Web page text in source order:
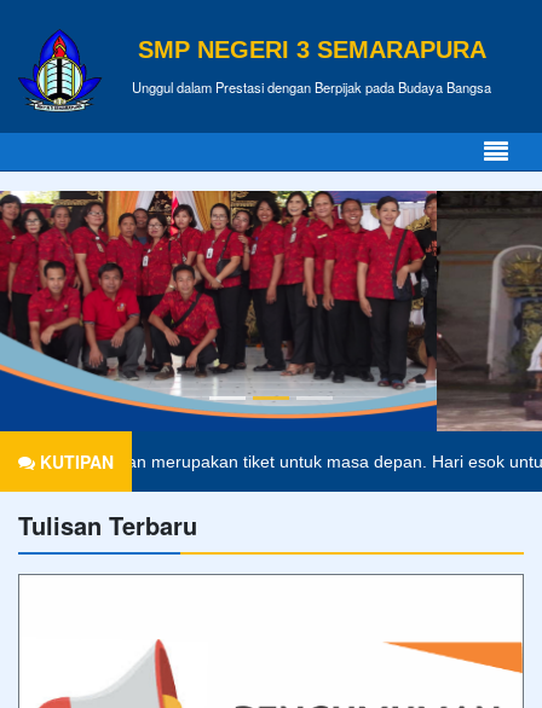
SMP NEGERI 3 SEMARAPURA
Unggul dalam Prestasi dengan Berpijak pada Budaya Bangsa
KUTIPAN
merupakan tiket untuk masa depan. Hari esok untuk orang-
Tulisan Terbaru